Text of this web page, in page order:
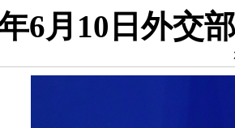
6月10日外交